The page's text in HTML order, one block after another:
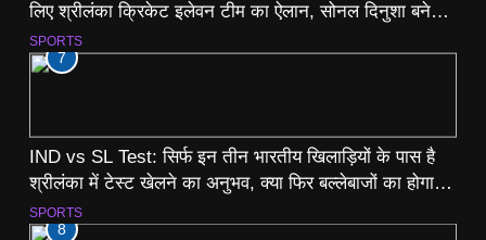
लिए श्रीलंका क्रिकेट इलेवन टीम का ऐलान, सोनल दिनुशा बने
कप्तान
SPORTS
7
IND vs SL Test: सिर्फ इन तीन भारतीय खिलाड़ियों के पास है
श्रीलंका में टेस्ट खेलने का अनुभव, क्या फिर बल्लेबाजों का होगा
बुरा हाल?
SPORTS
8